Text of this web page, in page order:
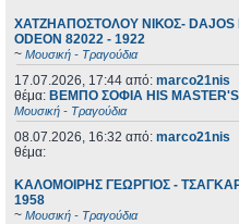
ΧΑΤΖΗΑΠΟΣΤΟΛΟΥ ΝΙΚΟΣ- DAJOS
ODEON 82022 - 1922
~ Μουσική - Τραγούδια
17.07.2026, 17:44 από: marco21nis
θέμα: ΒΕΜΠΟ ΣΟΦΙΑ HIS MASTER'S
Μουσική - Τραγούδια
08.07.2026, 16:32 από: marco21nis
θέμα:
ΚΑΛΟΜΟΙΡΗΣ ΓΕΩΡΓΙΟΣ -
1958
~ Μουσική - Τραγούδια